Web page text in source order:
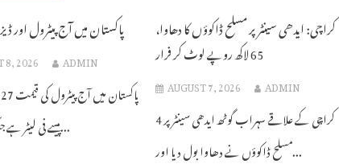
پاکستان میں آج پیٹرول اور
8, 2026 ADMIN
پیسے فی لیٹر ہے جبکہ ہائی اسپیڈ...
کراچی: ایدھی سینٹر پر مسلح ڈاکوؤں کا دھاوا،
65 لاکھ روپے لوٹ کر فرار
AUGUST 7, 2026 ADMIN
کراچی کے علاقے سہراب گوٹھ ایدھی سینٹر پر 4
مسلح ڈاکوؤں نے دھاوا بول دیا اور...